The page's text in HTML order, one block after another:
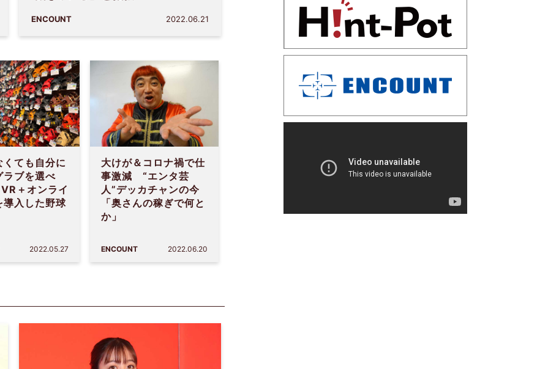
ENCOUNT 2022.06.21
くても自分に
ラブを選べ
＋オンライ
導入した野球
2022.05.27
大けが＆コロナ禍で仕
事激減 “エンタ芸
人”デッカチャンの今
「奥さんの稼ぎで何と
か」
ENCOUNT 2022.06.20